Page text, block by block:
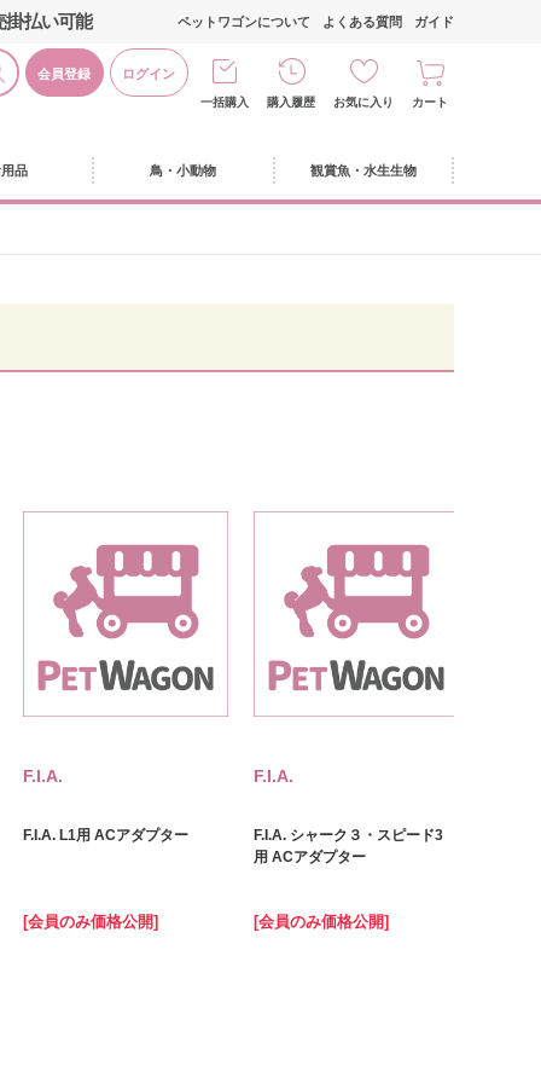
掛払い可能
会員登録 ログイン
ペットワゴンについて よくある質問 ガイド
一括購入 購入履歴 お気に入り カート
品 鳥・小動物 観賞魚・水生生物
F.I.A.
F.I.A. L1用 ACアダプター
[会員のみ価格公開]
F.I.A.
F.I.A. シャーク３・スピード3
用 ACアダプター
[会員のみ価格公開]